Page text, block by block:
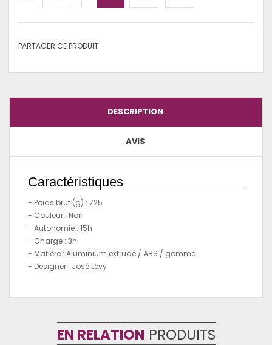
PARTAGER CE PRODUIT
DESCRIPTION
AVIS
Caractéristiques
- Poids brut (g) : 725
- Couleur : Noir
- Autonomie : 15h
- Charge : 3h
- Matière : Aluminium extrudé / ABS / gomme
- Designer : José Lévy
EN RELATION PRODUITS